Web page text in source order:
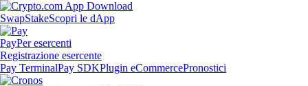
SwapStakeScopri le dApp
PayPer esercenti
Registrazione esercente
Pay TerminalPay SDKPlugin eCommercePronostici